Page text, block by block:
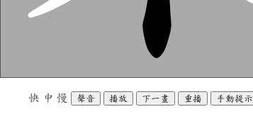
快 中 慢 聲音 播放 下一畫 重播 手動提示